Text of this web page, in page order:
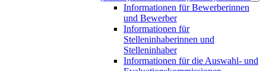
Informationen für Bewerberinnen
und Bewerber
Informationen für
Stelleninhaberinnen und
Stelleninhaber
Informationen für die Auswahl- und